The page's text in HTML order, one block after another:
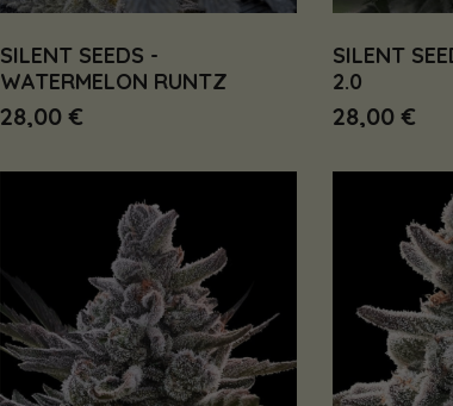
SILENT SEEDS -
WATERMELON RUNTZ
28,00 €
SILENT
2.0
28,00 €